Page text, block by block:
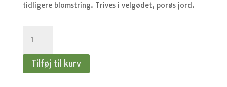
tidligere blomstring. Trives i velgødet, porøs jord.
Sommer-
-
Sommerfloks,
Tilføj til kurv